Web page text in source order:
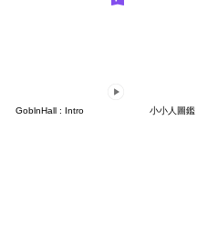
GoblnHall : Intro 小小人圖鑑